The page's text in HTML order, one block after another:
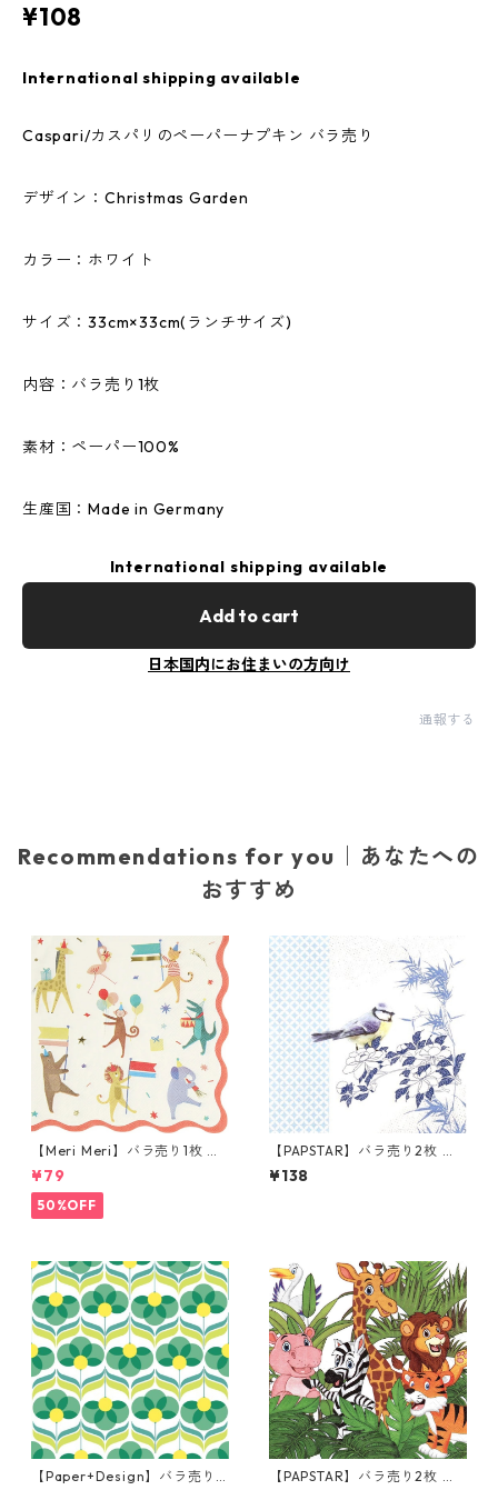
¥108
International shipping available
Caspari/カスパリのペーパーナプキン バラ売り
デザイン：Christmas Garden
カラー：ホワイト
サイズ：33cm×33cm(ランチサイズ)
内容：バラ売り1枚
素材：ペーパー100%
生産国：Made in Germany
International shipping available
Add to cart
日本国内にお住まいの方向け
通報する
Recommendations for you｜あなたへの
おすすめ
【Meri Meri】バラ売り1枚 ラ
ンチサイズ ペーパーナプキン
Animal Parade レッド
¥79
50%OFF
【PAPSTAR】バラ売り2枚 ラ
ンチサイズ ペーパーナプキン
Sweet Birdie ホワイトxブル
¥138
【Paper+Design】バラ売り2
【PAPSTAR】バラ売り2枚 ラ